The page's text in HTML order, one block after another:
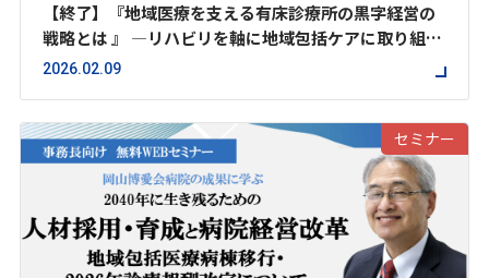
【終了】『地域医療を支える有床診療所の黒字経営の
戦略とは 』 ―リハビリを軸に地域包括ケアに取り組む
グループの経営と運営の実践事例―
2026.02.09
セミナー